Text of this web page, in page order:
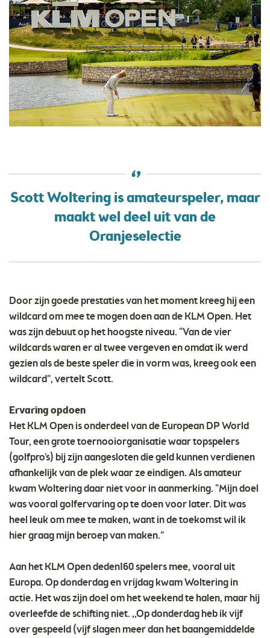
Scott Woltering is amateurspeler, maar
maakt wel deel uit van de
Oranjeselectie
Door zijn goede prestaties van het moment kreeg hij een
wildcard om mee te mogen doen aan de KLM Open. Het
was zijn debuut op het hoogste niveau. “Van de vier
wildcards waren er al twee vergeven en omdat ik werd
gezien als de beste speler die in vorm was, kreeg ook een
wildcard”, vertelt Scott.
Ervaring opdoen
Het KLM Open is onderdeel van de European DP World
Tour, een grote toernooiorganisatie waar topspelers
(golfpro’s) bij zijn aangesloten die geld kunnen verdienen
afhankelijk van de plek waar ze eindigen. Als amateur
kwam Woltering daar niet voor in aanmerking. “Mijn doel
was vooral golfervaring op te doen voor later. Dit was
heel leuk om mee te maken, want in de toekomst wil ik
hier graag mijn beroep van maken.”
Aan het KLM Open deden160 spelers mee, vooral uit
Europa. Op donderdag en vrijdag kwam Woltering in
actie. Het was zijn doel om het weekend te halen, maar hij
overleefde de schifting niet. ,,Op donderdag heb ik vijf
over gespeeld (vijf slagen meer dan het baangemiddelde